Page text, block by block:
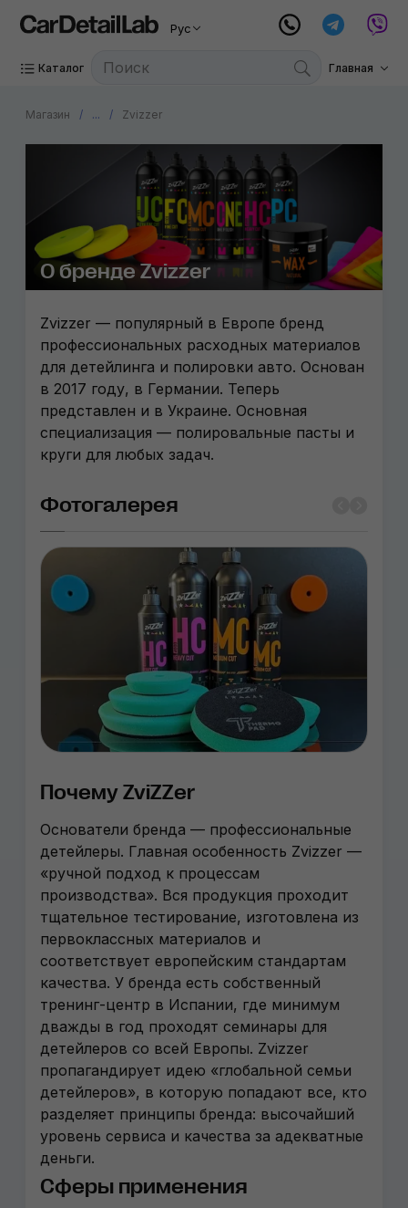
Рус
Каталог Главная
Магазин ... Zvizzer
О бренде Zvizzer
Zvizzer — популярный в Европе бренд
профессиональных расходных материалов
для детейлинга и полировки авто. Основан
в 2017 году, в Германии. Теперь
представлен и в Украине. Основная
специализация — полировальные пасты и
круги для любых задач.
Фотогалерея
Почему ZviZZer
Основатели бренда — профессиональные
детейлеры. Главная особенность Zvizzer —
«ручной подход к процессам
производства». Вся продукция проходит
тщательное тестирование, изготовлена из
первоклассных материалов и
соответствует европейским стандартам
качества. У бренда есть собственный
тренинг-центр в Испании, где минимум
дважды в год проходят семинары для
детейлеров со всей Европы. Zvizzer
пропагандирует идею «глобальной семьи
детейлеров», в которую попадают все, кто
разделяет принципы бренда: высочайший
уровень сервиса и качества за адекватные
деньги.
Сферы применения